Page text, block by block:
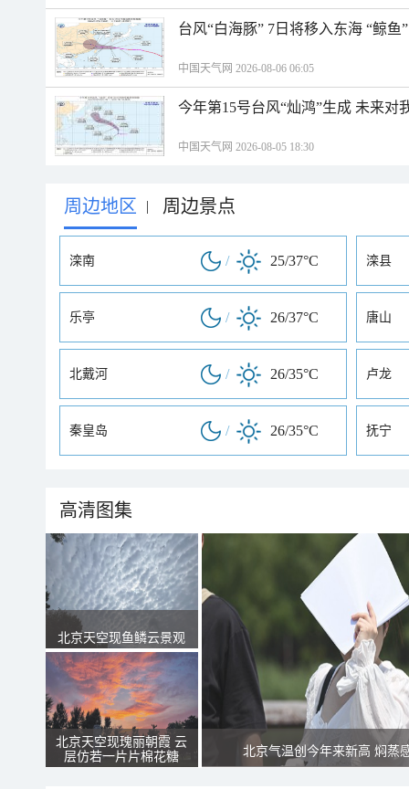
台风“白海豚” 7日将移入东海 “鲸
中国天气网 2026-08-06 06:05
今年第15号台风“灿鸿”生成 未来对
中国天气网 2026-08-05 18:30
周边地区 | 周边景点
滦南 / 25/37°C 滦县
乐亭 / 26/37°C 唐山
北戴河 / 26/35°C 卢龙
秦皇岛 / 26/35°C 抚宁
高清图集
北京天空现鱼鳞云景观
北京天空现瑰丽朝霞 云
层仿若一片片棉花糖
北京气温创今年来新高 焖蒸